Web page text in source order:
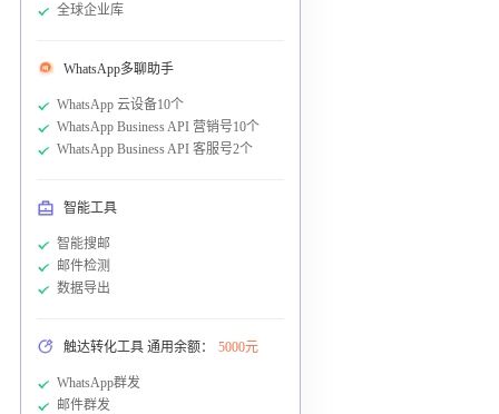
全球企业库
WhatsApp多聊助手
WhatsApp 云设备10个
WhatsApp Business API 营销号10个
WhatsApp Business API 客服号2个
智能工具
智能搜邮
邮件检测
数据导出
触达转化工具 通用余额： 5000元
WhatsApp群发
邮件群发